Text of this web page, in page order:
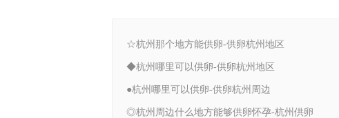
☆杭州那个地方能供卵-供卵杭州地区
◆杭州哪里可以供卵-供卵杭州地区
●杭州哪里可以供卵-供卵杭州周边
◎杭州周边什么地方能够供卵怀孕-杭州供卵